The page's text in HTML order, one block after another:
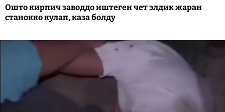
Ошто кирпич заводдо иштеген чет элдик жаран
станокко кулап, каза болду